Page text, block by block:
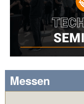
Messen